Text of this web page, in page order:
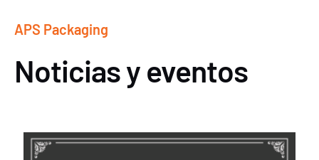
APS Packaging
Noticias y eventos